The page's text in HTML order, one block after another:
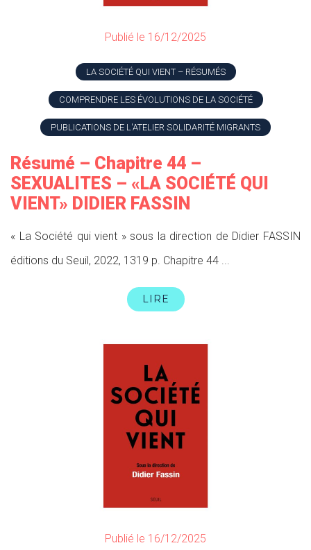
Publié le 16/12/2025
LA SOCIÉTÉ QUI VIENT – RÉSUMÉS
COMPRENDRE LES ÉVOLUTIONS DE LA SOCIÉTÉ
PUBLICATIONS DE L'ATELIER SOLIDARITÉ MIGRANTS
Résumé – Chapitre 44 –
SEXUALITES – «LA SOCIÉTÉ QUI
VIENT» DIDIER FASSIN
« La Société qui vient » sous la direction de Didier FASSIN
éditions du Seuil, 2022, 1319 p. Chapitre 44 ...
LIRE
Publié le 16/12/2025